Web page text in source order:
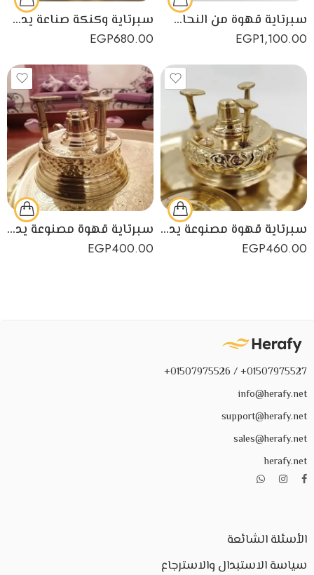
سبرتاية قهوة من النحاس الأصفر مصنوعة يدويًا
EGP1,100.00
سبرتاية وكنكة صناعة يدوية مصرية من النحاس الأصفر
EGP680.00
سبرتاية قهوة مصنوعة يدويًا من النحاس الأصفر
EGP460.00
سبرتاية قهوة مصنوعة يدويًا من النحاس الأصفر عالي الجودة
EGP400.00
01507975527+ / 01507975526+
info@herafy.net
support@herafy.net
sales@herafy.net
herafy.net
الأسئلة الشائعة
سياسة الاستبدال والاسترجاع